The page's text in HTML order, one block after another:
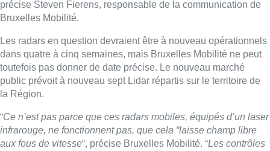
précise Steven Fierens, responsable de la communication de
Bruxelles Mobilité.
Les radars en question devraient être à nouveau opérationnels
dans quatre à cinq semaines, mais Bruxelles Mobilité ne peut
toutefois pas donner de date précise. Le nouveau marché
public prévoit à nouveau sept Lidar répartis sur le territoire de
la Région.
“Ce n’est pas parce que ces radars mobiles, équipés d’un laser
infrarouge, ne fonctionnent pas, que cela “laisse champ libre
aux fous de vitesse“, précise Bruxelles Mobilité. “Les contrôles